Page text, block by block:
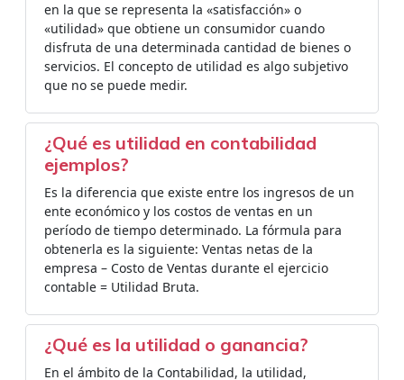
en la que se representa la «satisfacción» o
«utilidad» que obtiene un consumidor cuando
disfruta de una determinada cantidad de bienes o
servicios. El concepto de utilidad es algo subjetivo
que no se puede medir.
¿Qué es utilidad en contabilidad
ejemplos?
Es la diferencia que existe entre los ingresos de un
ente económico y los costos de ventas en un
período de tiempo determinado. La fórmula para
obtenerla es la siguiente: Ventas netas de la
empresa – Costo de Ventas durante el ejercicio
contable = Utilidad Bruta.
¿Qué es la utilidad o ganancia?
En el ámbito de la Contabilidad, la utilidad,